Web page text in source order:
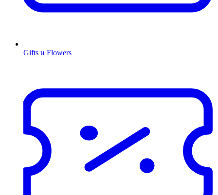
Gifts и Flowers